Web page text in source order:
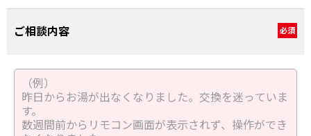
ご相談内容 必須